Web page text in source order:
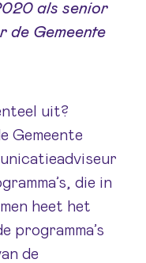
als senior
de Gemeente
uit?
Gemeente
die in
heet het
programma’s
de